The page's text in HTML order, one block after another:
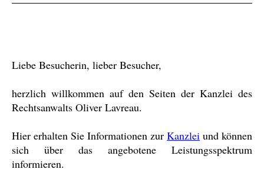
Liebe Besucherin, lieber Besucher,
herzlich willkommen auf den Seiten der Kanzlei des
Rechtsanwalts Oliver Lavreau.
Hier erhalten Sie Informationen zur Kanzlei und können
sich über das angebotene Leistungsspektrum
informieren.